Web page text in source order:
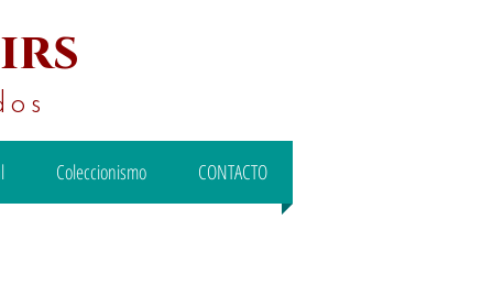
Coleccionismo CONTACTO